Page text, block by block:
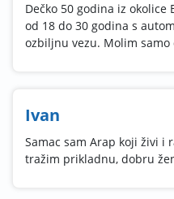
Dečko 50 godina iz
od 18 do 30 godina s
ozbiljnu vezu. Molim
Ivan
Samac sam Arap koji živi i
tražim prikladnu, dobru